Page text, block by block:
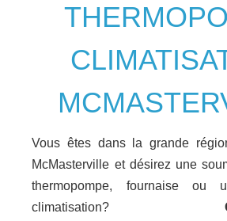
Vous êtes dans la grande
McMasterville et désirez une
thermopompe, fournaise ou
climatisation?